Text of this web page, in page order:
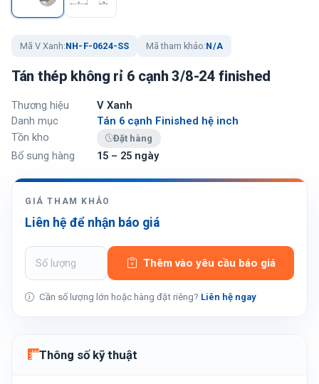
Mã V Xanh:NH-F-0624-SS Mã tham khảo:N/A
Tán thép không rỉ 6 cạnh 3/8-24 finished
Thương hiệu
V Xanh
Danh mục
Tán 6 cạnh Finished hệ inch
Tồn kho
Đặt hàng
Bổ sung hàng 15 – 25 ngày
GIÁ THAM KHẢO
Liên hệ để nhận báo giá
Thêm vào yêu cầu báo giá
Cần số lượng lớn hoặc hàng đặt riêng? Liên hệ ngay
Thông số kỹ thuật